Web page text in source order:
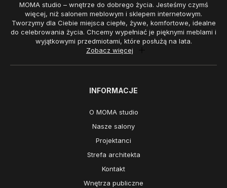
MOMA studio – wnętrze do dobrego życia. Jesteśmy czymś
więcej, niż salonem meblowym i sklepem internetowym.
Tworzymy dla Ciebie miejsca ciepłe, żywe, komfortowe, idealne
do celebrowania życia. Chcemy wypełniać je pięknymi meblami i
wyjątkowymi przedmiotami, które posłużą na lata.
Zobacz więcej
INFORMACJE
O MOMA studio
Nasze salony
Projektanci
Strefa architekta
Kontakt
Wnętrza publiczne